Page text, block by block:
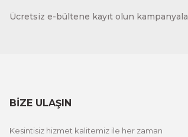
Ücretsiz e-bültene kayıt olun
BİZE ULAŞIN
Kesintisiz hizmet kalitemiz ile her zaman